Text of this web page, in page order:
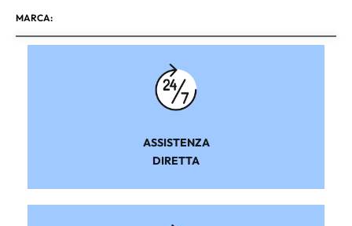
MARCA:
ASSISTENZA
DIRETTA